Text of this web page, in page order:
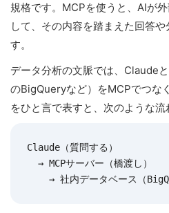
規格です。MCPを使うと、AIが
して、その内容を踏まえた回答
す。
データ分析の文脈では、Claude
のBigQueryなど）をMCPでつな
をひと言で表すと、次のような流
Claude（質問する）
→ 社内データベース（